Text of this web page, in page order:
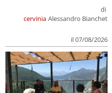
cervinia
di
Alessandro Bianchet
il 07/08/2026